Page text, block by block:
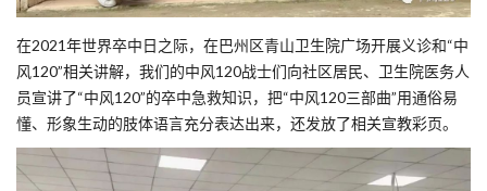
在2021年世界卒中日之际，在巴州区青山卫生院广场开展义诊和“中
风120”相关讲解，我们的中风120战士们向社区居民、卫生院医务人
员宣讲了“中风120”的卒中急救知识，把“中风120三部曲”用通俗易
懂、形象生动的肢体语言充分表达出来，还发放了相关宣教彩页。